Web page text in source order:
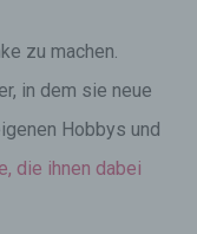
zu machen.
in dem sie neue
Hobbys und
die ihnen dabei